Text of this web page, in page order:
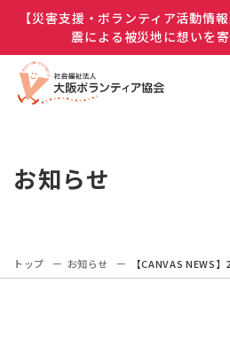
【災害支援・ボランティア活動情
震による被災地に想いを
お知らせ
トップ お知らせ 【CANVAS NEWS